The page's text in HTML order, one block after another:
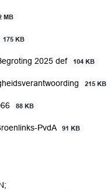
MB
175 KB
2025 def 104 KB
215 KB
88 KB
PvdA 91 KB